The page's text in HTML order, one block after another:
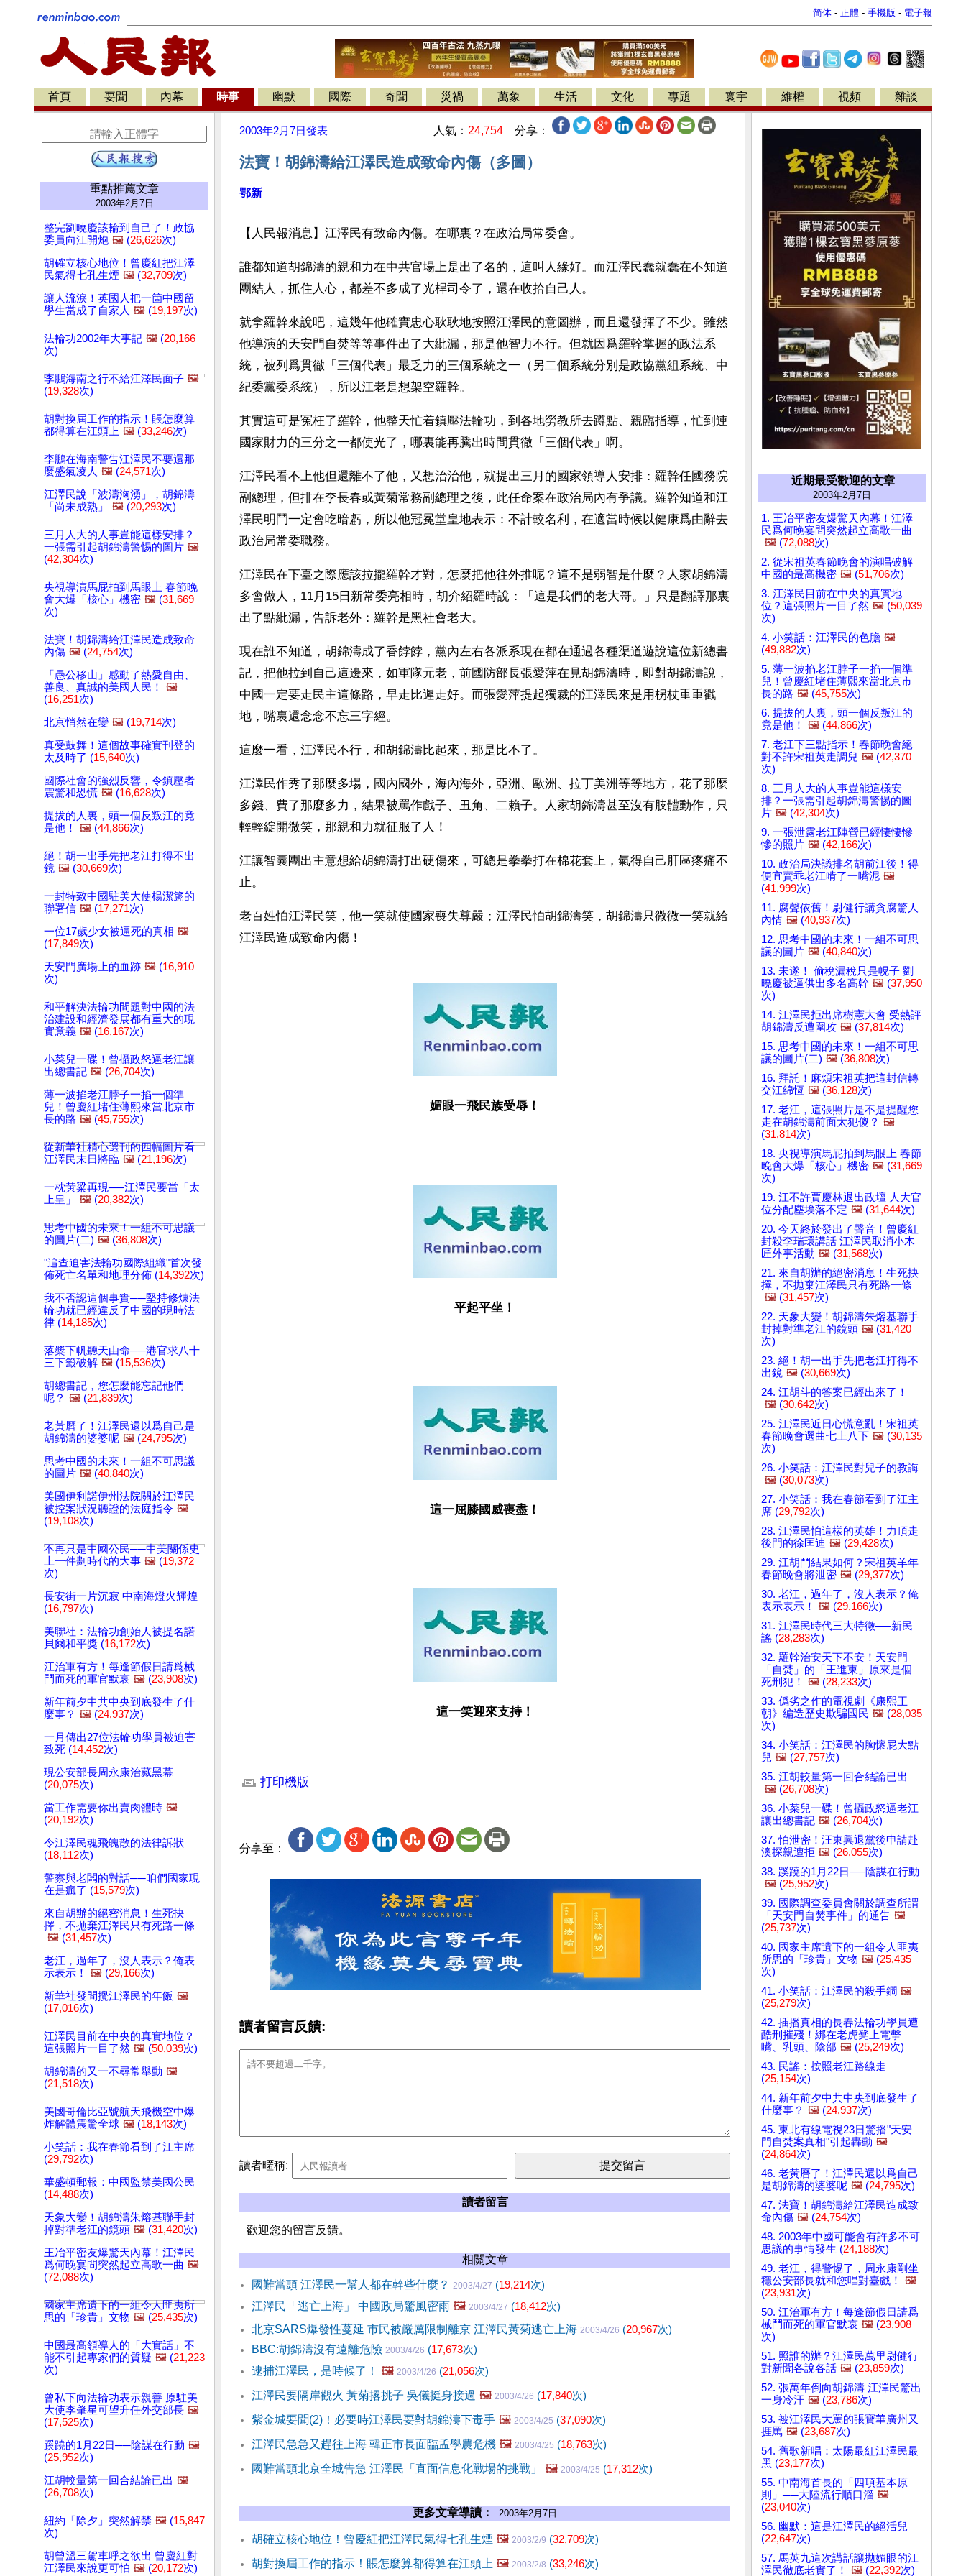
简体 - 正體 - 手機版 - 電子報
首頁 要聞 內幕 時事 幽默 國際 奇聞 災禍 萬象 生活 文化 專題 寰宇 維權 視頻 雜談
重點推薦文章
2003年2月7日
整完劉曉慶該輪到自己了！政協
委員向江開炮 🖼️ (26,626次)
胡確立核心地位！曾慶紅把江澤
民氣得七孔生煙 🖼️ (32,709次)
讓人流淚！英國人把一箇中國留
學生當成了自家人 🖼️ (19,197次)
法輪功2002年大事記 🖼️ (20,166
次)
李鵬海南之行不給江澤民面子 🖼️
(19,328次)
胡對換屆工作的指示！賬怎麼算
都得算在江頭上 🖼️ (33,246次)
李鵬在海南警告江澤民不要還那
麼盛氣凌人 🖼️ (24,571次)
江澤民說「波濤洶湧」，胡錦濤
「尚未成熟」
🖼️ (20,293次)
三月人大的人事豈能這樣安排？
一張需引起胡錦濤警惕的圖片 🖼️
(42,304次)
央視導演馬屁拍到馬眼上 春節晚
會大爆「核心」機密 🖼️ (31,669
次)
法寶！胡錦濤給江澤民造成致命
內傷 🖼️ (24,754次)
「愚公移山」感動了熱愛自由、
善良、真誠的美國人民！
🖼️
(16,251次)
北京悄然在變 🖼️ (19,714次)
真受鼓舞！這個故事確實刊登的
太及時了 (15,640次)
國際社會的強烈反響，令鎮壓者
震驚和恐慌 🖼️ (16,628次)
提拔的人裏，頭一個反叛江的竟
是他！
🖼️ (44,866次)
絕！胡一出手先把老江打得不出
鏡 🖼️ (30,669次)
一封特致中國駐美大使楊潔篪的
聯署信 🖼️ (17,271次)
一位17歲少女被逼死的真相 🖼️
(17,849次)
天安門廣場上的血跡 🖼️ (16,910
次)
和平解決法輪功問題對中國的法
治建設和經濟發展都有重大的現
實意義 🖼️ (16,167次)
小菜兒一碟！曾攝政怒逼老江讓
出總書記 🖼️ (26,704次)
薄一波掐老江脖子一掐一個準
兒！曾慶紅堵住薄熙來當北京市
長的路 🖼️ (45,755次)
從新華社精心選刊的四幅圖片看
江澤民末日將臨 🖼️ (21,196次)
一枕黃粱再現──江澤民要當「太
上皇」
🖼️ (20,382次)
思考中國的未來！一組不可思議
的圖片(二) 🖼️ (36,808次)
"追查迫害法輪功國際組織"首次發
佈死亡名單和地理分佈 (14,392次)
我不否認這個事實──堅持修煉法
輪功就已經違反了中國的現時法
律 (14,185次)
落槳下帆聽天由命──港官求八十
三下籤破解 🖼️ (15,536次)
胡總書記，您怎麼能忘記他們
呢？ 🖼️ (21,839次)
老黃曆了！江澤民還以爲自己是
胡錦濤的婆婆呢 🖼️ (24,795次)
思考中國的未來！一組不可思議
的圖片 🖼️ (40,840次)
美國伊利諾伊州法院關於江澤民
被控案狀況聽證的法庭指令 🖼️
(19,108次)
不再只是中國公民──中美關係史
上一件劃時代的大事 🖼️ (19,372
次)
長安街一片沉寂 中南海燈火輝煌
(16,797次)
美聯社：法輪功創始人被提名諾
貝爾和平獎 (16,172次)
江治軍有方！每逢節假日請爲械
鬥而死的軍官默哀 🖼️ (23,908次)
新年前夕中共中央到底發生了什
麼事？ 🖼️ (24,937次)
一月傳出27位法輪功學員被迫害
致死 (14,452次)
現公安部長周永康治藏黑幕
(20,075次)
當工作需要你出賣肉體時 🖼️
(20,192次)
令江澤民魂飛魄散的法律訴狀
(18,112次)
警察與老闆的對話──咱們國家現
在是瘋了 (15,579次)
來自胡辦的絕密消息！生死抉
擇，不拋棄江澤民只有死路一條
🖼️ (31,457次)
老江，過年了，沒人表示？俺表
示表示！
🖼️ (29,166次)
新華社發問攪江澤民的年飯 🖼️
(17,016次)
江澤民目前在中央的真實地位？
這張照片一目了然 🖼️ (50,039次)
胡錦濤的又一不尋常舉動 🖼️
(21,518次)
美國哥倫比亞號航天飛機空中爆
炸解體震驚全球 🖼️ (18,143次)
小笑話：我在春節看到了江主席
(29,792次)
華盛頓郵報：中國監禁美國公民
(14,488次)
天象大變！胡錦濤朱熔基聯手封
掉對準老江的鏡頭 🖼️ (31,420次)
王冶平密友爆驚天內幕！江澤民
爲何晚宴間突然起立高歌一曲 🖼️
(72,088次)
國家主席遺下的一組令人匪夷所
思的「珍貴」文物 🖼️ (25,435次)
中國最高領導人的「大實話」不
能不引起專家們的質疑 🖼️ (21,223
次)
曾私下向法輪功表示親善 原駐美
大使李肇星可望升任外交部長 🖼️
(17,525次)
蹊蹺的1月22日──陰謀在行動 🖼️
(25,952次)
江胡較量第一回合結論已出 🖼️
(26,708次)
紐約「除夕」突然解禁 🖼️ (15,847
次)
胡曾溫三駕車呼之欲出 曾慶紅對
江澤民來說更可怕 🖼️ (20,172次)
2003年2月7日發表 人氣： 24,754 分享：
法寶！胡錦濤給江澤民造成致命內傷（多圖）
鄂新
【人民報消息】江澤民有致命內傷。在哪裏？在政治局常委會。
誰都知道胡錦濤的親和力在中共官場上是出了名的，這叫人緣好。而江澤民蠢就蠢在不知道
團結人，抓住人心，都差不多成了光桿司令了，還在收拾自己人。
就拿羅幹來說吧，這幾年他確實忠心耿耿地按照江澤民的意圖辦，而且還發揮了不少。雖然
他導演的天安門自焚等等事件出了大紕漏，那是他智力不行。但就因爲羅幹掌握的政法系
統，被列爲貫徹「三個代表」最乏力的三個系統之一（另二個系統分別是政協黨組系統、中
紀委黨委系統），所以江老是想架空羅幹。
其實這可是冤枉了羅幹，他整天忙着鎮壓法輪功，到各地勞教所去蹲點、親臨指導，忙到連
國家財力的三分之一都使光了，哪裏能再騰出時間貫徹「三個代表」啊。
江澤民看不上他但還離不了他，又想治治他，就提出三月的國家領導人安排：羅幹任國務院
副總理，但排在李長春或黃菊常務副總理之後，此任命案在政治局內有爭議。羅幹知道和江
澤民明鬥一定會吃暗虧，所以他冠冕堂皇地表示：不計較名利，在適當時候以健康爲由辭去
政治局常委職務。
江澤民在下臺之際應該拉攏羅幹才對，怎麼把他往外推呢？這不是弱智是什麼？人家胡錦濤
多會做人，11月15日新常委亮相時，胡介紹羅時說：「這是我們的老大哥。」只是翻譯那裏
出了點紕漏，告訴老外：羅幹是黑社會老大。
現在誰不知道，胡錦濤成了香餑餑，黨內左右各派系現在都在通過各種渠道遊說這位新總書
記，把他拉到自己這邊來，如軍隊元老，前國防部長張愛萍在見胡錦濤時，即對胡錦濤說，
中國一定要走民主這條路，早走比遲走好。而張愛萍提起獨裁的江澤民來是用柺杖重重戳
地，嘴裏還念念不忘三字經。
這麼一看，江澤民不行，和胡錦濤比起來，那是比不了。
江澤民作秀了那麼多場，國內國外，海內海外，亞洲、歐洲、拉丁美洲等等地方，花了那麼
多錢、費了那麼多力，結果被罵作戲子、丑角、二賴子。人家胡錦濤甚至沒有肢體動作，只
輕輕綻開微笑，那親和力就征服了人！
江讓智囊團出主意想給胡錦濤打出硬傷來，可總是拳拳打在棉花套上，氣得自己肝區疼痛不
止。
老百姓怕江澤民笑，他一笑就使國家喪失尊嚴；江澤民怕胡錦濤笑，胡錦濤只微微一笑就給
江澤民造成致命內傷！
媚眼一飛民族受辱！
平起平坐！
這一屈膝國威喪盡！
這一笑迎來支持！
打印機版
分享至：
讀者留言反饋:
讀者暱稱:
讀者留言
歡迎您的留言反饋。
相關文章
國難當頭 江澤民一幫人都在幹些什麼？ 2003/4/27 (19,214次)
江澤民「逃亡上海」 中國政局驚風密雨 🖼️ 2003/4/27 (18,412次)
北京SARS爆發性蔓延 市民被嚴厲限制離京 江澤民黃菊逃亡上海 2003/4/26 (20,967次)
BBC:胡錦濤沒有遠離危險 2003/4/26 (17,673次)
逮捕江澤民，是時候了！
🖼️ 2003/4/26 (21,056次)
江澤民要隔岸觀火 黃菊撂挑子 吳儀挺身接過 🖼️ 2003/4/26 (17,840次)
紫金城要聞(2)！必要時江澤民要對胡錦濤下毒手 🖼️ 2003/4/25 (37,090次)
江澤民急急又趕往上海 韓正市長面臨孟學農危機 🖼️ 2003/4/25 (18,763次)
國難當頭北京全城告急 江澤民「直面信息化戰場的挑戰」
🖼️ 2003/4/25 (17,312次)
更多文章導讀： 2003年2月7日
胡確立核心地位！曾慶紅把江澤民氣得七孔生煙 🖼️ 2003/2/9 (32,709次)
胡對換屆工作的指示！賬怎麼算都得算在江頭上 🖼️ 2003/2/8 (33,246次)
近期最受歡迎的文章
2003年2月7日
1. 王冶平密友爆驚天內幕！江澤
民爲何晚宴間突然起立高歌一曲
🖼️ (72,088次)
2. 從宋祖英春節晚會的演唱破解
中國的最高機密 🖼️ (51,706次)
3. 江澤民目前在中央的真實地
位？這張照片一目了然 🖼️ (50,039
次)
4. 小笑話：江澤民的色膽 🖼️
(49,882次)
5. 薄一波掐老江脖子一掐一個準
兒！曾慶紅堵住薄熙來當北京市
長的路 🖼️ (45,755次)
6. 提拔的人裏，頭一個反叛江的
竟是他！
🖼️ (44,866次)
7. 老江下三點指示！春節晚會絕
對不許宋祖英走調兒 🖼️ (42,370
次)
8. 三月人大的人事豈能這樣安
排？一張需引起胡錦濤警惕的圖
片 🖼️ (42,304次)
9. 一張泄露老江陣營已經悽悽慘
慘的照片 🖼️ (42,166次)
10. 政治局決議排名胡前江後！得
便宜賣乖老江啃了一嘴泥 🖼️
(41,999次)
11. 腐聲依舊！尉健行講貪腐驚人
內情 🖼️ (40,937次)
12. 思考中國的未來！一組不可思
議的圖片 🖼️ (40,840次)
13. 未遂！ 偷稅漏稅只是幌子 劉
曉慶被逼供出多名高幹 🖼️ (37,950
次)
14. 江澤民拒出席樹憲大會 受熱評
胡錦濤反遭圍攻 🖼️ (37,814次)
15. 思考中國的未來！一組不可思
議的圖片(二) 🖼️ (36,808次)
16. 拜託！麻煩宋祖英把這封信轉
交江綿恆 🖼️ (36,128次)
17. 老江，這張照片是不是提醒您
走在胡錦濤前面太犯傻？ 🖼️
(31,814次)
18. 央視導演馬屁拍到馬眼上 春節
晚會大爆「核心」機密 🖼️ (31,669
次)
19. 江不許賈慶林退出政壇 人大官
位分配塵埃落不定 🖼️ (31,644次)
20. 今天終於發出了聲音！曾慶紅
封殺李瑞環講話 江澤民取消小木
匠外事活動 🖼️ (31,568次)
21. 來自胡辦的絕密消息！生死抉
擇，不拋棄江澤民只有死路一條
🖼️ (31,457次)
22. 天象大變！胡錦濤朱熔基聯手
封掉對準老江的鏡頭 🖼️ (31,420
次)
23. 絕！胡一出手先把老江打得不
出鏡 🖼️ (30,669次)
24. 江胡斗的答案已經出來了！
🖼️ (30,642次)
25. 江澤民近日心慌意亂！宋祖英
春節晚會選曲七上八下 🖼️ (30,135
次)
26. 小笑話：江澤民對兒子的教誨
🖼️ (30,073次)
27. 小笑話：我在春節看到了江主
席 (29,792次)
28. 江澤民怕這樣的英雄！力頂走
後門的徐匡迪 🖼️ (29,428次)
29. 江胡鬥結果如何？宋祖英羊年
春節晚會將泄密 🖼️ (29,377次)
30. 老江，過年了，沒人表示？俺
表示表示！
🖼️ (29,166次)
31. 江澤民時代三大特徵──新民
謠 (28,283次)
32. 羅幹治安天下不安！天安門
「自焚」的「王進東」原來是個
死刑犯！
🖼️ (28,233次)
33. 僞劣之作的電視劇《康熙王
朝》編造歷史欺騙國民 🖼️ (28,035
次)
34. 小笑話：江澤民的胸懷屁大點
兒 🖼️ (27,757次)
35. 江胡較量第一回合結論已出
🖼️ (26,708次)
36. 小菜兒一碟！曾攝政怒逼老江
讓出總書記 🖼️ (26,704次)
37. 怕泄密！汪東興退黨後申請赴
澳探親遭拒 🖼️ (26,055次)
38. 蹊蹺的1月22日──陰謀在行動
🖼️ (25,952次)
39. 國際調查委員會關於調查所謂
「天安門自焚事件」的通告 🖼️
(25,737次)
40. 國家主席遺下的一組令人匪夷
所思的「珍貴」文物 🖼️ (25,435
次)
41. 小笑話：江澤民的殺手鐧 🖼️
(25,279次)
42. 插播真相的長春法輪功學員遭
酷刑摧殘！綁在老虎凳上電擊
嘴、乳頭、陰部 🖼️ (25,249次)
43. 民謠：按照老江路線走
(25,154次)
44. 新年前夕中共中央到底發生了
什麼事？ 🖼️ (24,937次)
45. 東北有線電視23日驚播"天安
門自焚案真相"引起轟動 🖼️
(24,864次)
46. 老黃曆了！江澤民還以爲自己
是胡錦濤的婆婆呢 🖼️ (24,795次)
47. 法寶！胡錦濤給江澤民造成致
命內傷 🖼️ (24,754次)
48. 2003年中國可能會有許多不可
思議的事情發生 (24,188次)
49. 老江，得警惕了，周永康剛坐
穩公安部長就和您唱對臺戲！
🖼️
(23,931次)
50. 江治軍有方！每逢節假日請爲
械鬥而死的軍官默哀 🖼️ (23,908
次)
51. 照誰的辦？江澤民萬里尉健行
對新聞各說各話 🖼️ (23,859次)
52. 張萬年倒向胡錦濤 江澤民驚出
一身冷汗 🖼️ (23,786次)
53. 被江澤民大罵的張寶華廣州又
捱罵 🖼️ (23,687次)
54. 舊歌新唱：太陽最紅江澤民最
黑 (23,177次)
55. 中南海首長的「四項基本原
則」──大陸流行順口溜 🖼️
(23,040次)
56. 幽默：這是江澤民的絕活兒
(22,647次)
57. 馬英九這次講話讓拋媚眼的江
澤民徹底老實了！
🖼️ (22,392次)